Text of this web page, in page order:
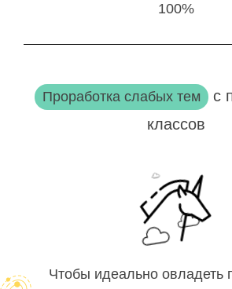
100%
Проработка слабых тем с
классов
Чтобы идеально овладеть